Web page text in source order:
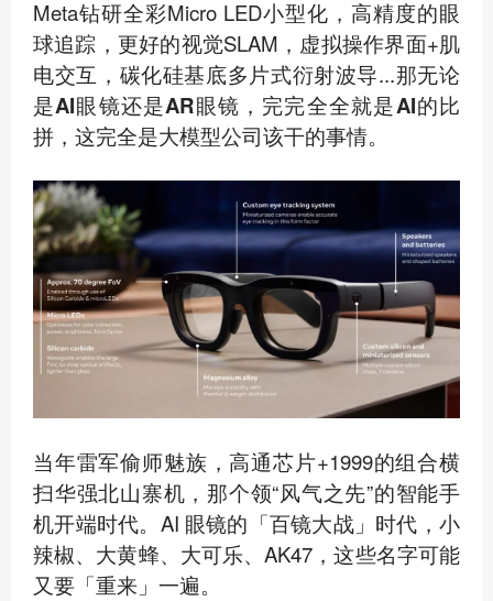
Meta钻研全彩Micro LED小型化，高精度的眼
球追踪，更好的视觉SLAM，虚拟操作界面+肌
电交互，碳化硅基底多片式衍射波导...那无论
是AI眼镜还是AR眼镜，完完全全就是AI的比
拼，这完全是大模型公司该干的事情。
当年雷军偷师魅族，高通芯片+1999的组合横
扫华强北山寨机，那个领“风气之先”的智能手
机开端时代。AI 眼镜的「百镜大战」时代，小
辣椒、大黄蜂、大可乐、AK47，这些名字可能
又要「重来」一遍。